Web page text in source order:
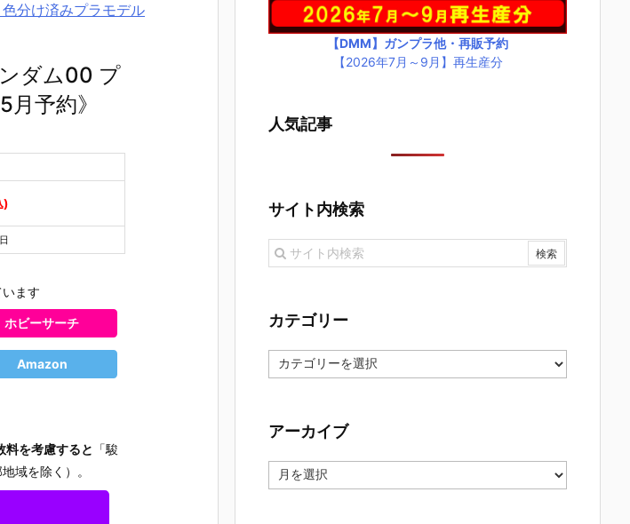
分け済みプラモデル
ダム00 プ
予約》
)
います
ホビーサーチ
Amazon
料を考慮すると 「駿
域を除く）。
【DMM】ガンプラ他・再販予約
【2026年7月～9月】再生産分
人気記事
サイト内検索
カテゴリー
カ
テ
ー
アーカイブ
ー